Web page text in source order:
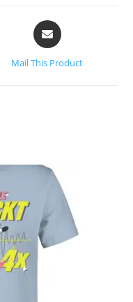
Mail This Product